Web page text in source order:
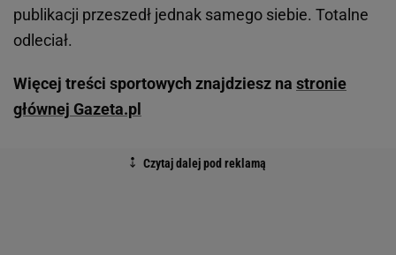
publikacji przeszedł jednak samego siebie. Totalne
odleciał.
Więcej treści sportowych znajdziesz na stronie
głównej Gazeta.pl